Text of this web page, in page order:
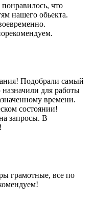
что
нашего обьекта.
Подобрали самый
для работы
времени.
состоянии!
запросы. В
грамотные, все по